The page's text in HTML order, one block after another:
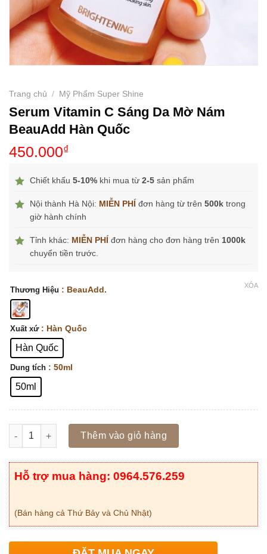
Trang chủ / Mỹ Phẩm Super Shine
Serum Vitamin C Sáng Da Mờ Nám
BeauAdd Hàn Quốc
450.000₫
Chiết khấu 5-10% khi mua từ 2-5 sản phẩm
Nội thành Hà Nội: MIỄN PHÍ đơn hàng từ trên 500k trong
giờ hành chính
Tỉnh khác: MIỄN PHÍ đơn hàng cho đơn hàng trên 1000k
chuyển tiền trước.
Thương Hiệu : BeauAdd.
Xuất xứ : Hàn Quốc
Hàn Quốc
Dung tích : 50ml
50ml
XÓA
Số lượng Thêm vào giỏ hàng
Hỗ trợ mua hàng: 0964.576.259
(Bán hàng cả Thứ Bảy và Chủ Nhật)